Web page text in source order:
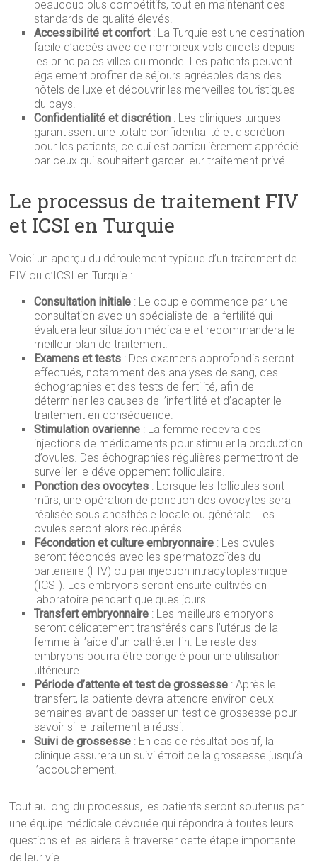
beaucoup plus compétitifs, tout en maintenant des
standards de qualité élevés.
Accessibilité et confort: La Turquie est une destination
facile d’accès avec de nombreux vols directs depuis
les principales villes du monde. Les patients peuvent
également profiter de séjours agréables dans des
hôtels de luxe et découvrir les merveilles touristiques
du pays.
Confidentialité et discrétion : Les cliniques turques
garantissent une totale confidentialité et discrétion
pour les patients, ce qui est particulièrement apprécié
par ceux qui souhaitent garder leur traitement privé.
Le processus de traitement FIV
et ICSI en Turquie
Voici un aperçu du déroulement typique d’un traitement de
FIV ou d’ICSI en Turquie :
Consultation initiale : Le couple commence par une
consultation avec un spécialiste de la fertilité qui
évaluera leur situation médicale et recommandera le
meilleur plan de traitement.
Examens et tests : Des examens approfondis seront
effectués, notamment des analyses de sang, des
échographies et des tests de fertilité, afin de
déterminer les causes de l’infertilité et d’adapter le
traitement en conséquence.
Stimulation ovarienne : La femme recevra des
injections de médicaments pour stimuler la production
d’ovules. Des échographies régulières permettront de
surveiller le développement folliculaire.
Ponction des ovocytes : Lorsque les follicules sont
mûrs, une opération de ponction des ovocytes sera
réalisée sous anesthésie locale ou générale. Les
ovules seront alors récupérés.
Fécondation et culture embryonnaire : Les ovules
seront fécondés avec les spermatozoïdes du
partenaire (FIV) ou par injection intracytoplasmique
(ICSI). Les embryons seront ensuite cultivés en
laboratoire pendant quelques jours.
Transfert embryonnaire : Les meilleurs embryons
seront délicatement transférés dans l’utérus de la
femme à l’aide d’un cathéter fin. Le reste des
embryons pourra être congelé pour une utilisation
ultérieure.
Période d’attente et test de grossesse : Après le
transfert, la patiente devra attendre environ deux
semaines avant de passer un test de grossesse pour
savoir si le traitement a réussi.
Suivi de grossesse : En cas de résultat positif, la
clinique assurera un suivi étroit de la grossesse jusqu’à
l’accouchement.
Tout au long du processus, les patients seront soutenus par
une équipe médicale dévouée qui répondra à toutes leurs
questions et les aidera à traverser cette étape importante
de leur vie.